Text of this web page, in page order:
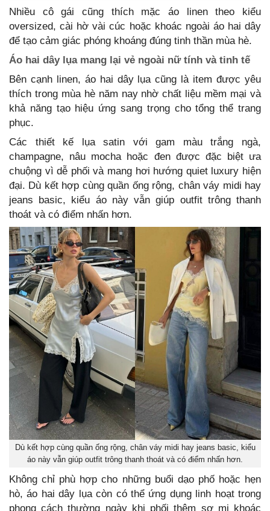
Nhiều cô gái cũng thích mặc áo linen theo kiểu
oversized, cài hờ vài cúc hoặc khoác ngoài áo hai dây
để tạo cảm giác phóng khoáng đúng tinh thần mùa hè.
Áo hai dây lụa mang lại vẻ ngoài nữ tính và tinh tế
Bên cạnh linen, áo hai dây lụa cũng là item được yêu
thích trong mùa hè năm nay nhờ chất liệu mềm mại và
khả năng tạo hiệu ứng sang trọng cho tổng thể trang
phục.
Các thiết kế lụa satin với gam màu trắng ngà,
champagne, nâu mocha hoặc đen được đặc biệt ưa
chuộng vì dễ phối và mang hơi hướng quiet luxury hiện
đại. Dù kết hợp cùng quần ống rộng, chân váy midi hay
jeans basic, kiểu áo này vẫn giúp outfit trông thanh
thoát và có điểm nhấn hơn.
Dù kết hợp cùng quần ống rộng, chân váy midi hay jeans basic, kiểu
áo này vẫn giúp outfit trông thanh thoát và có điểm nhấn hơn.
Không chỉ phù hợp cho những buổi dạo phố hoặc hẹn
hò, áo hai dây lụa còn có thể ứng dụng linh hoạt trong
phong cách thường ngày khi phối thêm sơ mi khoác